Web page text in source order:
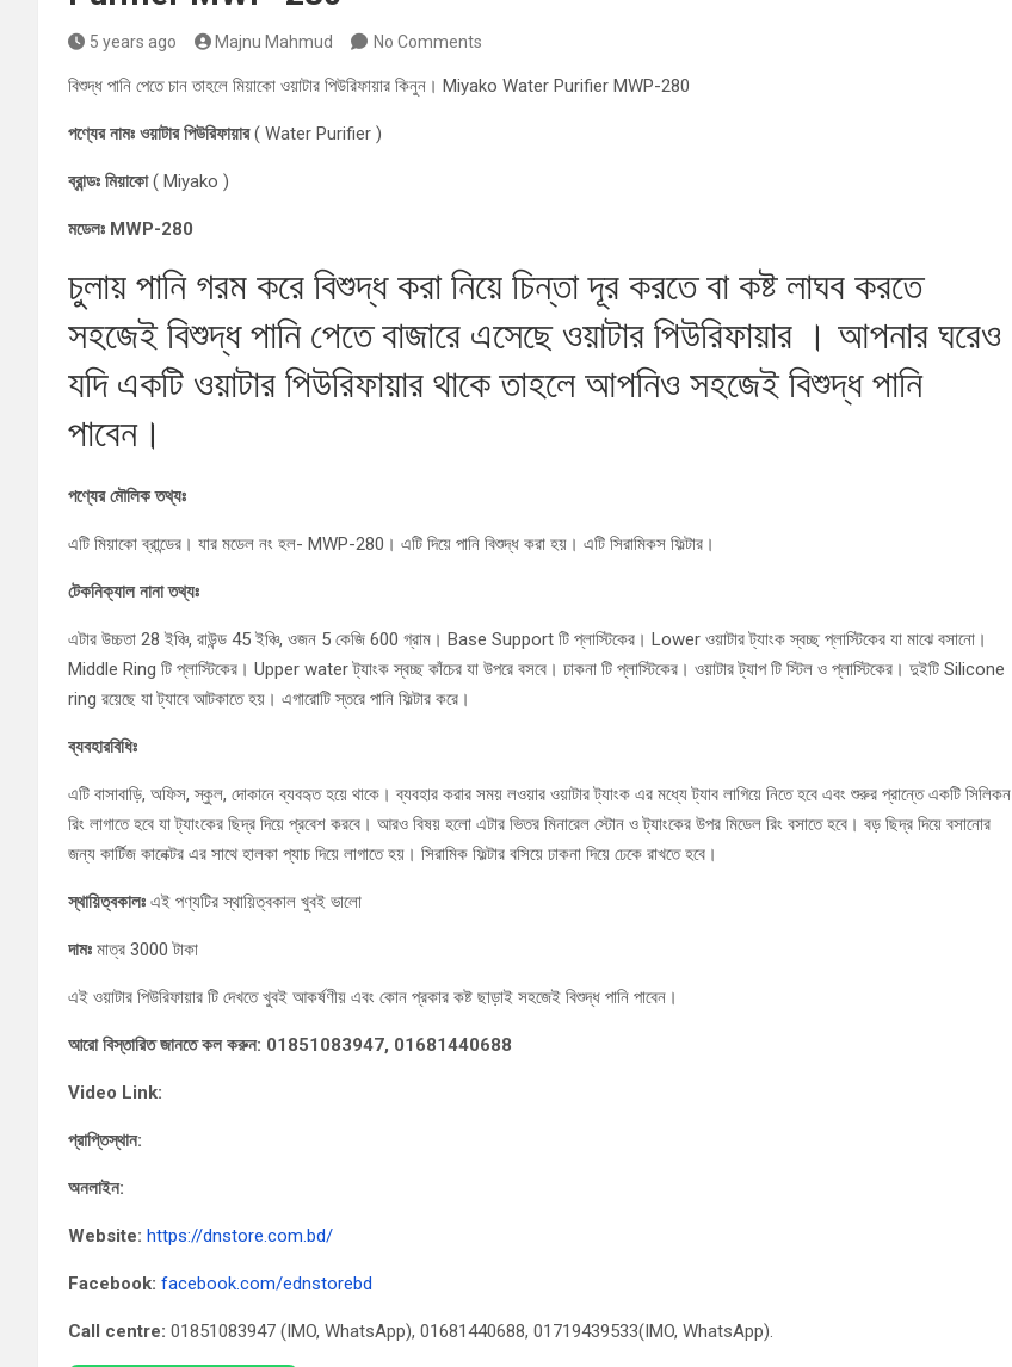
5 years ago Majnu Mahmud No Comments
বিশুদ্ধ পানি পেতে চান তাহলে মিয়াকো ওয়াটার পিউরিফায়ার কিনুন। Miyako Water Purifier MWP-280
পণ্যের নামঃ ওয়াটার পিউরিফায়ার( Water Purifier )
ব্রান্ডঃ মিয়াকো( Miyako )
মডেলঃ MWP-280
চুলায় পানি গরম করে বিশুদ্ধ করা নিয়ে চিন্তা দূর করতে বা কষ্ট লাঘব করতে
সহজেই বিশুদ্ধ পানি পেতে বাজারে এসেছে ওয়াটার পিউরিফায়ার । আপনার ঘরেও
যদি একটি ওয়াটার পিউরিফায়ার থাকে তাহলে আপনিও সহজেই বিশুদ্ধ পানি
পাবেন।
পণ্যের মৌলিক তথ্যঃ
এটি মিয়াকো ব্রান্ডের। যার মডেল নং হল- MWP-280। এটি দিয়ে পানি বিশুদ্ধ করা হয়। এটি সিরামিকস ফিল্টার।
টেকনিক্যাল নানা তথ্যঃ
এটার উচ্চতা 28 ইঞ্চি, রাউন্ড 45 ইঞ্চি, ওজন 5 কেজি 600 গ্রাম। Base Support টি প্লাস্টিকের। Lower ওয়াটার ট্যাংক স্বচ্ছ প্লাস্টিকের যা মাঝে বসানো।
Middle Ring টি প্লাস্টিকের। Upper water ট্যাংক স্বচ্ছ কাঁচের যা উপরে বসবে। ঢাকনা টি প্লাস্টিকের। ওয়াটার ট্যাপ টি স্টিল ও প্লাস্টিকের। দুইটি Silicone
ring রয়েছে যা ট্যাবে আটকাতে হয়। এগারোটি স্তরে পানি ফিল্টার করে।
ব্যবহারবিধিঃ
এটি বাসাবাড়ি, অফিস, স্কুল, দোকানে ব্যবহৃত হয়ে থাকে। ব্যবহার করার সময় লওয়ার ওয়াটার ট্যাংক এর মধ্যে ট্যাব লাগিয়ে নিতে হবে এবং শুরুর প্রান্তে একটি সিলিকন
রিং লাগাতে হবে যা ট্যাংকের ছিদ্র দিয়ে প্রবেশ করবে। আরও বিষয় হলো এটার ভিতর মিনারেল স্টোন ও ট্যাংকের উপর মিডেল রিং বসাতে হবে। বড় ছিদ্র দিয়ে বসানোর
জন্য কার্টিজ কানেক্টর এর সাথে হালকা প্যাচ দিয়ে লাগাতে হয়। সিরামিক ফিল্টার বসিয়ে ঢাকনা দিয়ে ঢেকে রাখতে হবে।
স্থায়িত্বকালঃ এই পণ্যটির স্থায়িত্বকাল খুবই ভালো
দামঃ মাত্র 3000 টাকা
এই ওয়াটার পিউরিফায়ার টি দেখতে খুবই আকর্ষণীয় এবং কোন প্রকার কষ্ট ছাড়াই সহজেই বিশুদ্ধ পানি পাবেন।
আরো বিস্তারিত জানতে কল করুন: 01851083947, 01681440688
Video Link:
প্রাপ্তিস্থান:
অনলাইন:
Website: https://dnstore.com.bd/
Facebook: facebook.com/ednstorebd
Call centre: 01851083947 (IMO, WhatsApp), 01681440688, 01719439533(IMO, WhatsApp).